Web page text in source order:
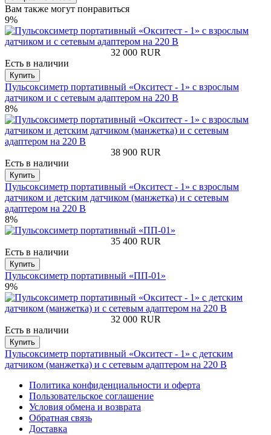
Вам также могут понравиться
9%
32 000 RUR
Есть в наличии
Купить
Пульсоксиметр портативный «Окситест - 1» с взрослым
датчиком и с сетевым адаптером на 220 В
8%
38 900 RUR
Есть в наличии
Купить
Пульсоксиметр портативный «Окситест - 1» с взрослым
датчиком и детским датчиком (манжетка) и с сетевым
адаптером на 220 В
8%
35 400 RUR
Есть в наличии
Купить
Пульсоксиметр портативный «ПП-01»
9%
32 000 RUR
Есть в наличии
Купить
Пульсоксиметр портативный «Окситест - 1» с детским
датчиком (манжетка) и с сетевым адаптером на 220 В
Политика конфиденциальности и оферта
Пользовательское соглашение
Условия обмена и возврата
Обратная связь
Доставка